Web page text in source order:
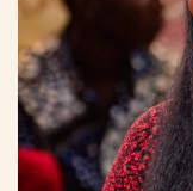
o
o
k
s
A
p
p